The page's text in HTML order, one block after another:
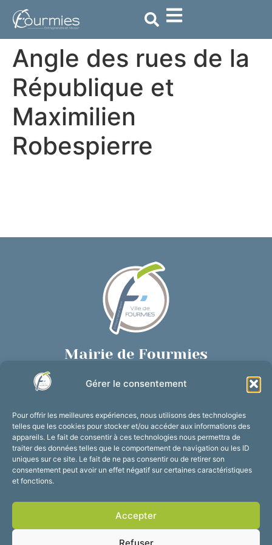
Gérer le consentement
Pour offrir les meilleures expériences, nous utilisons des technologies
telles que les cookies pour stocker et/ou accéder aux informations des
appareils. Le fait de consentir à ces technologies nous permettra de
traiter des données telles que le comportement de navigation ou les ID
uniques sur ce site. Le fait de ne pas consentir ou de retirer son
consentement peut avoir un effet négatif sur certaines caractéristiques
et fonctions.
Accepter
Refuser
principal
Angle des rues de la
République et
Maximilien
Robespierre
Mairie de Fourmies
03 27 59 69 79
Horaires d’ouverture
Du lundi au vendredi :
de 8h30 à 12h et de 13h30 à 17h30
Suivez-nous !
Accessibilité
Mentions légales